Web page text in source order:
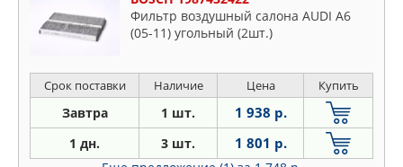
Фильтр воздушный салона AUDI A6
(05-11) угольный (2шт.)
Срок поставки Наличие Цена Купить
Завтра 1 шт. 1 938 р.
1 дн. 3 шт. 1 801 р.